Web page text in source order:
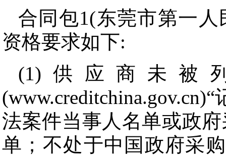
合同包1(东莞市第一
资格要求如下:
(1)供应商未被
法案件当事人名单或政
单；不处于中国政府采